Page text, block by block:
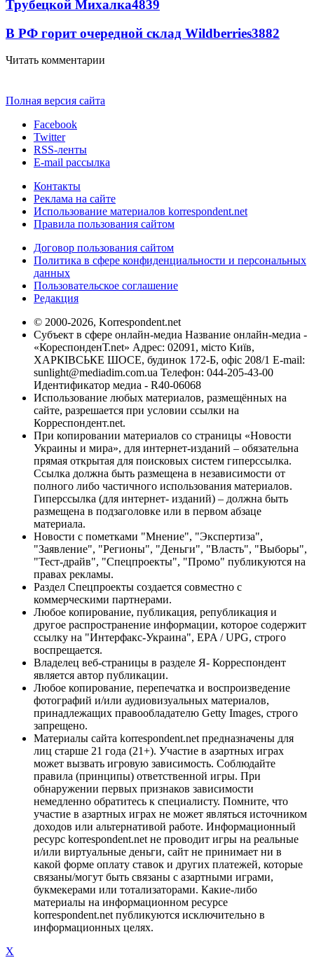
Трубецкой Михалка4839
В РФ горит очередной склад Wildberries3882
Читать комментарии
Полная версия сайта
Facebook
Twitter
RSS-ленты
E-mail рассылка
Контакты
Реклама на сайте
Использование материалов korrespondent.net
Правила пользования сайтом
Договор пользования сайтом
Политика в сфере конфиденциальности и персональных
данных
Пользовательское соглашение
Редакция
© 2000-2026, Korrespondent.net
Субъект в сфере онлайн-медиа Название онлайн-медиа -
«КореспонденТ.net» Адрес: 02091, місто Київ,
ХАРКІВСЬКЕ ШОСЕ, будинок 172-Б, офіс 208/1 E-mail:
sunlight@mediadim.com.ua Телефон: 044-205-43-00
Идентификатор медиа - R40-06068
Использование любых материалов, размещённых на
сайте, разрешается при условии ссылки на
Корреспондент.net.
При копировании материалов со страницы «Новости
Украины и мира», для интернет-изданий – обязательна
прямая открытая для поисковых систем гиперссылка.
Ссылка должна быть размещена в независимости от
полного либо частичного использования материалов.
Гиперссылка (для интернет- изданий) – должна быть
размещена в подзаголовке или в первом абзаце
материала.
Новости с пометками "Мнение", "Экспертиза",
"Заявление", "Регионы", "Деньги", "Власть", "Выборы",
"Тест-драйв", "Спецпроекты", "Промо" публикуются на
правах рекламы.
Раздел Спецпроекты создается совместно с
коммерческими партнерами.
Любое копирование, публикация, републикация и
другое распространение информации, которое содержит
ссылку на "Интерфакс-Украина", EPA / UPG, строго
воспрещается.
Владелец веб-страницы в разделе Я- Корреспондент
является автор публикации.
Любое копирование, перепечатка и воспроизведение
фотографий и/или аудиовизуальных материалов,
принадлежащих правообладателю Getty Images, строго
запрещено.
Материалы сайта korrespondent.net предназначены для
лиц старше 21 года (21+). Участие в азартных играх
может вызвать игровую зависимость. Соблюдайте
правила (принципы) ответственной игры. При
обнаружении первых признаков зависимости
немедленно обратитесь к специалисту. Помните, что
участие в азартных играх не может являться источником
доходов или альтернативой работе. Информационный
ресурс korrespondent.net не проводит игры на реальные
и/или виртуальные деньги, сайт не принимает ни в
какой форме оплату ставок и других платежей, которые
связаны/могут быть связаны с азартными играми,
букмекерами или тотализаторами. Какие-либо
материалы на информационном ресурсе
korrespondent.net публикуются исключительно в
информационных целях.
X